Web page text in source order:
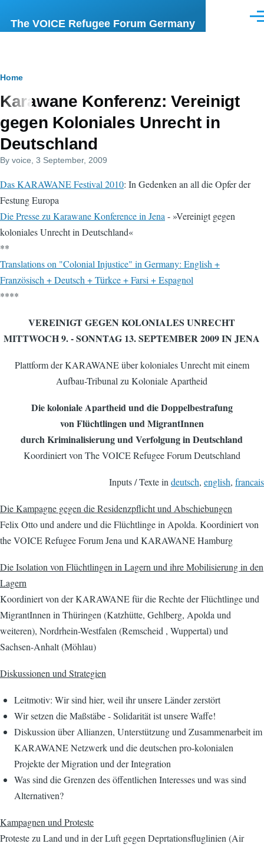
The VOICE Refugee Forum Germany
Breadcrumb
Home
Karawane Konferenz: Vereinigt
gegen Koloniales Unrecht in
Deutschland
By voice , 3 September, 2009
Das KARAWANE Festival 2010: In Gedenken an all die Opfer der
Festung Europa
Die Presse zu Karawane Konference in Jena - »Vereinigt gegen
koloniales Unrecht in Deutschland«
**
Translations on "Colonial Injustice" in Germany: English +
Französisch + Deutsch + Türkce + Farsi + Espagnol
****
VEREINIGT GEGEN KOLONIALES UNRECHT
MITTWOCH 9. - SONNTAG 13. SEPTEMBER 2009 IN JENA
Plattform der KARAWANE über koloniales Unrecht mit einem
Aufbau-Tribunal zu Koloniale Apartheid
Die koloniale Apartheid und die Doppelbestrafung
von Flüchtlingen und MigrantInnen
durch Kriminalisierung und Verfolgung in Deutschland
Koordiniert von The VOICE Refugee Forum Deutschland
Inputs / Texte in deutsch, english, francais
Die Kampagne gegen die Residenzpflicht und Abschiebungen
Felix Otto und andere und die Flüchtlinge in Apolda. Koordiniert von
the VOICE Refugee Forum Jena und KARAWANE Hamburg
Die Isolation von Flüchtlingen in Lagern und ihre Mobilisierung in den
Lagern
Koordiniert von der KARAWANE für die Rechte der Flüchtlinge und
MigrantInnen in Thüringen (Katzhütte, Gehlberg, Apolda und
weiteren), Nordrhein-Westfalen (Remscheid , Wuppertal) und
Sachsen-Anhalt (Möhlau)
Diskussionen und Strategien
Leitmotiv: Wir sind hier, weil ihr unsere Länder zerstört
Wir setzen die Maßstäbe - Solidarität ist unsere Waffe!
Diskussion über Allianzen, Unterstützung und Zusammenarbeit im
KARAWANE Netzwerk und die deutschen pro-kolonialen
Projekte der Migration und der Integration
Was sind die Grenzen des öffentlichen Interesses und was sind
Alternativen?
Kampagnen und Proteste
Proteste zu Land und in der Luft gegen Deprtationsfluglinien (Air